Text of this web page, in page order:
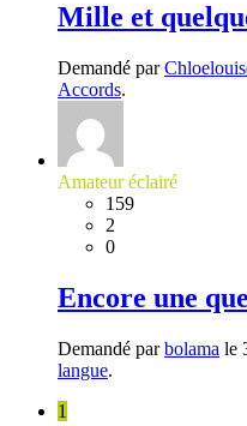
Mille et
Demandé par
Accords.
Amateur éclairé
159
2
0
Encore une
Demandé parbolama le
langue.
1